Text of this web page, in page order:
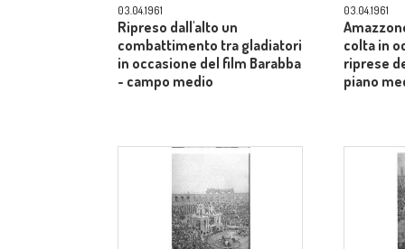
03.04.1961
Ripreso dall'alto un
combattimento tra gladiatori
in occasione del film Barabba
- campo medio
03.04.1961
colta in
riprese
piano